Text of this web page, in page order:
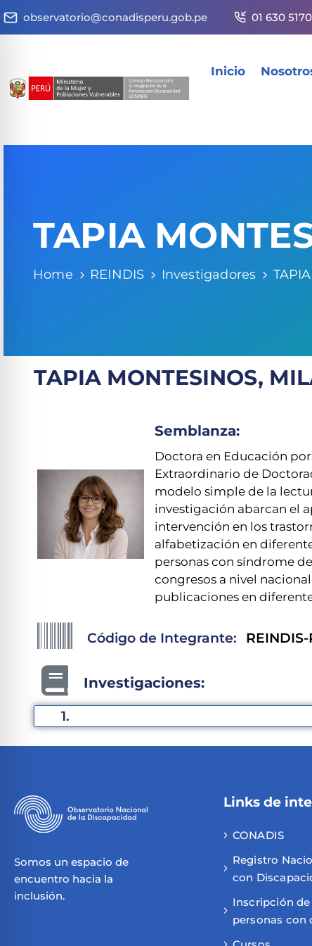
observatorio@conadisperu.gob.pe 01 630
Inicio
TAPIA
Home REINDIS Investigadores
TAPIA MONTESINOS,
Semblanza:
Doctora en Educación
Extraordinario de
modelo simple de la
investigación abarcan el
intervención en los
alfabetización en
personas con síndrome
congresos a nivel
publicaciones en
Código de Integrante:
Investigaciones:
1.
Somos un espacio de
encuentro hacia la
inclusión.
Links de
CONADIS
Registro
con
Inscripción
personas con